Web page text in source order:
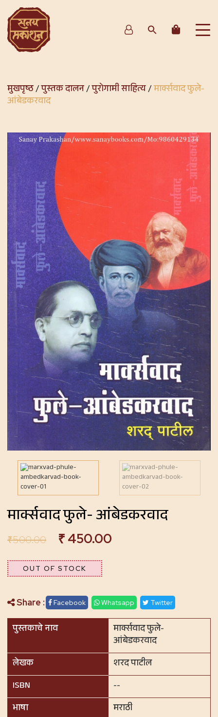
मुखपृष्ठ/पुस्तक दालन/पुरोगामी साहित्य/मार्क्सवाद फुले-
आंबेडकरवाद
मार्क्सवाद फुले- आंबेडकरवाद
₹500.00 ₹ 450.00
OUT OF STOCK
Share : Facebook Whatsapp Twitter
पुस्तकाचे नाव
मार्क्सवाद फुले-
आंबेडकरवाद
लेखक
शरद पाटील
ISBN
--
भाषा
मराठी